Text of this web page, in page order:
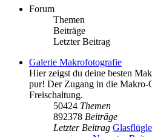
Forum
Themen
Beiträge
Letzter Beitrag
Galerie Makrofotografie
Hier zeigst du deine besten
pur! Der Zugang in die Makro-
Freischaltung.
50424 Themen
892378 Beiträge
Letzter Beitrag